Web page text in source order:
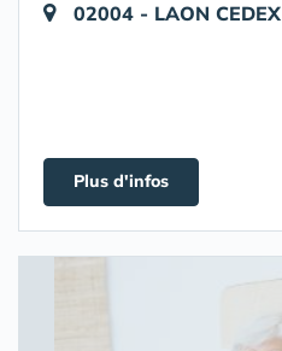
02004 - LAON CEDEX
Plus d'infos